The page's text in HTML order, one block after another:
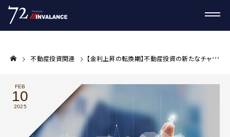
不動産投資関連 【金利上昇の転換期】不動産投資の新たなチャンスと日本経済の未来
FEB
10
2025